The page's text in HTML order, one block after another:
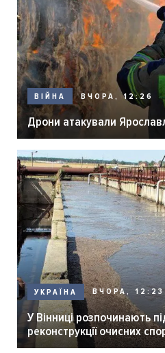
ВІЙНА ВЧОРА, 12:26
Дрони атакували
УКРАЇНА ВЧОРА, 12:23
У Вінниці розпочинають
реконструкції очисних
мер Вінниці.